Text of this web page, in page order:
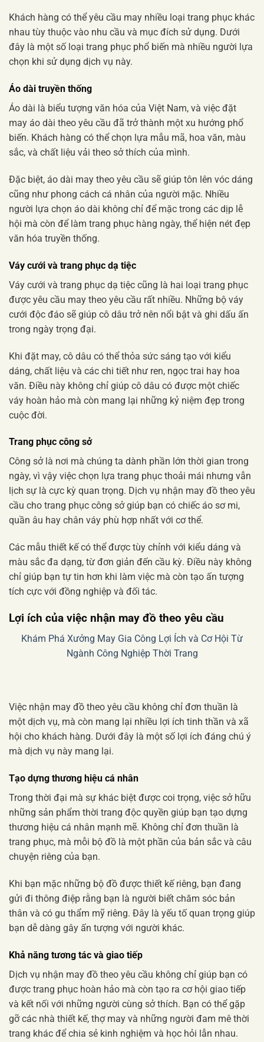
Khách hàng có thể yêu cầu may nhiều loại trang phục khác
nhau tùy thuộc vào nhu cầu và mục đích sử dụng. Dưới
đây là một số loại trang phục phổ biến mà nhiều người lựa
chọn khi sử dụng dịch vụ này.
Áo dài truyền thống
Áo dài là biểu tượng văn hóa của Việt Nam, và việc đặt
may áo dài theo yêu cầu đã trở thành một xu hướng phổ
biến. Khách hàng có thể chọn lựa mẫu mã, hoa văn, màu
sắc, và chất liệu vải theo sở thích của mình.
Đặc biệt, áo dài may theo yêu cầu sẽ giúp tôn lên vóc dáng
cũng như phong cách cá nhân của người mặc. Nhiều
người lựa chọn áo dài không chỉ để mặc trong các dịp lễ
hội mà còn để làm trang phục hàng ngày, thể hiện nét đẹp
văn hóa truyền thống.
Váy cưới và trang phục dạ tiệc
Váy cưới và trang phục dạ tiệc cũng là hai loại trang phục
được yêu cầu may theo yêu cầu rất nhiều. Những bộ váy
cưới độc đáo sẽ giúp cô dâu trở nên nổi bật và ghi dấu ấn
trong ngày trọng đại.
Khi đặt may, cô dâu có thể thỏa sức sáng tạo với kiểu
dáng, chất liệu và các chi tiết như ren, ngọc trai hay hoa
văn. Điều này không chỉ giúp cô dâu có được một chiếc
váy hoàn hảo mà còn mang lại những kỷ niệm đẹp trong
cuộc đời.
Trang phục công sở
Công sở là nơi mà chúng ta dành phần lớn thời gian trong
ngày, vì vậy việc chọn lựa trang phục thoải mái nhưng vẫn
lịch sự là cực kỳ quan trọng. Dịch vụ nhận may đồ theo yêu
cầu cho trang phục công sở giúp bạn có chiếc áo sơ mi,
quần âu hay chân váy phù hợp nhất với cơ thể.
Các mẫu thiết kế có thể được tùy chỉnh với kiểu dáng và
màu sắc đa dạng, từ đơn giản đến cầu kỳ. Điều này không
chỉ giúp bạn tự tin hơn khi làm việc mà còn tạo ấn tượng
tích cực với đồng nghiệp và đối tác.
Lợi ích của việc nhận may đồ theo yêu cầu
Khám Phá Xưởng May Gia Công Lợi Ích và Cơ Hội Từ
Ngành Công Nghiệp Thời Trang
Việc nhận may đồ theo yêu cầu không chỉ đơn thuần là
một dịch vụ, mà còn mang lại nhiều lợi ích tinh thần và xã
hội cho khách hàng. Dưới đây là một số lợi ích đáng chú ý
mà dịch vụ này mang lại.
Tạo dựng thương hiệu cá nhân
Trong thời đại mà sự khác biệt được coi trọng, việc sở hữu
những sản phẩm thời trang độc quyền giúp bạn tạo dựng
thương hiệu cá nhân mạnh mẽ. Không chỉ đơn thuần là
trang phục, mà mỗi bộ đồ là một phần của bản sắc và câu
chuyện riêng của bạn.
Khi bạn mặc những bộ đồ được thiết kế riêng, bạn đang
gửi đi thông điệp rằng bạn là người biết chăm sóc bản
thân và có gu thẩm mỹ riêng. Đây là yếu tố quan trọng giúp
bạn dễ dàng gây ấn tượng với người khác.
Khả năng tương tác và giao tiếp
Dịch vụ nhận may đồ theo yêu cầu không chỉ giúp bạn có
được trang phục hoàn hảo mà còn tạo ra cơ hội giao tiếp
và kết nối với những người cùng sở thích. Bạn có thể gặp
gỡ các nhà thiết kế, thợ may và những người đam mê thời
trang khác để chia sẻ kinh nghiệm và học hỏi lẫn nhau.